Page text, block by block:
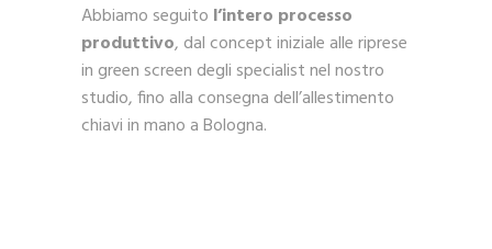
Abbiamo seguito l’intero processo
produttivo, dal concept iniziale alle riprese
in green screen degli specialist nel nostro
studio, fino alla consegna dell’allestimento
chiavi in mano a Bologna.